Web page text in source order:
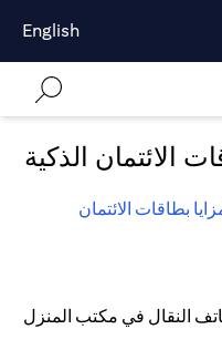
English
الائتمان الذكية
بطاقات الائتمان